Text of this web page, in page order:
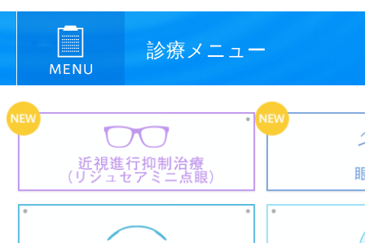
診療メニュー